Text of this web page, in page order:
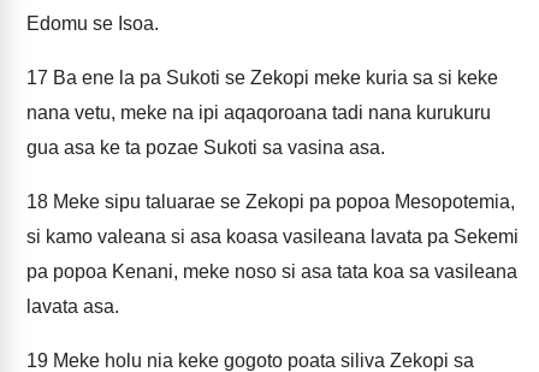
Edomu se Isoa.
17 Ba ene la pa Sukoti se Zekopi meke kuria sa si keke
nana vetu, meke na ipi aqaqoroana tadi nana kurukuru
gua asa ke ta pozae Sukoti sa vasina asa.
18 Meke sipu taluarae se Zekopi pa popoa Mesopotemia,
si kamo valeana si asa koasa vasileana lavata pa Sekemi
pa popoa Kenani, meke noso si asa tata koa sa vasileana
lavata asa.
19 Meke holu nia keke gogoto poata siliva Zekopi sa